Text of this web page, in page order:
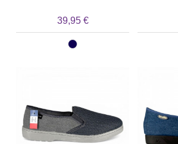
39,95 €